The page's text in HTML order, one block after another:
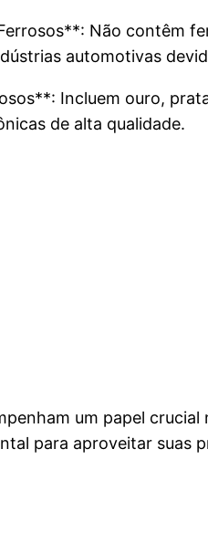
Não contêm
automotivas
Incluem ouro,
de alta qualidade.
um papel
para aproveitar suas